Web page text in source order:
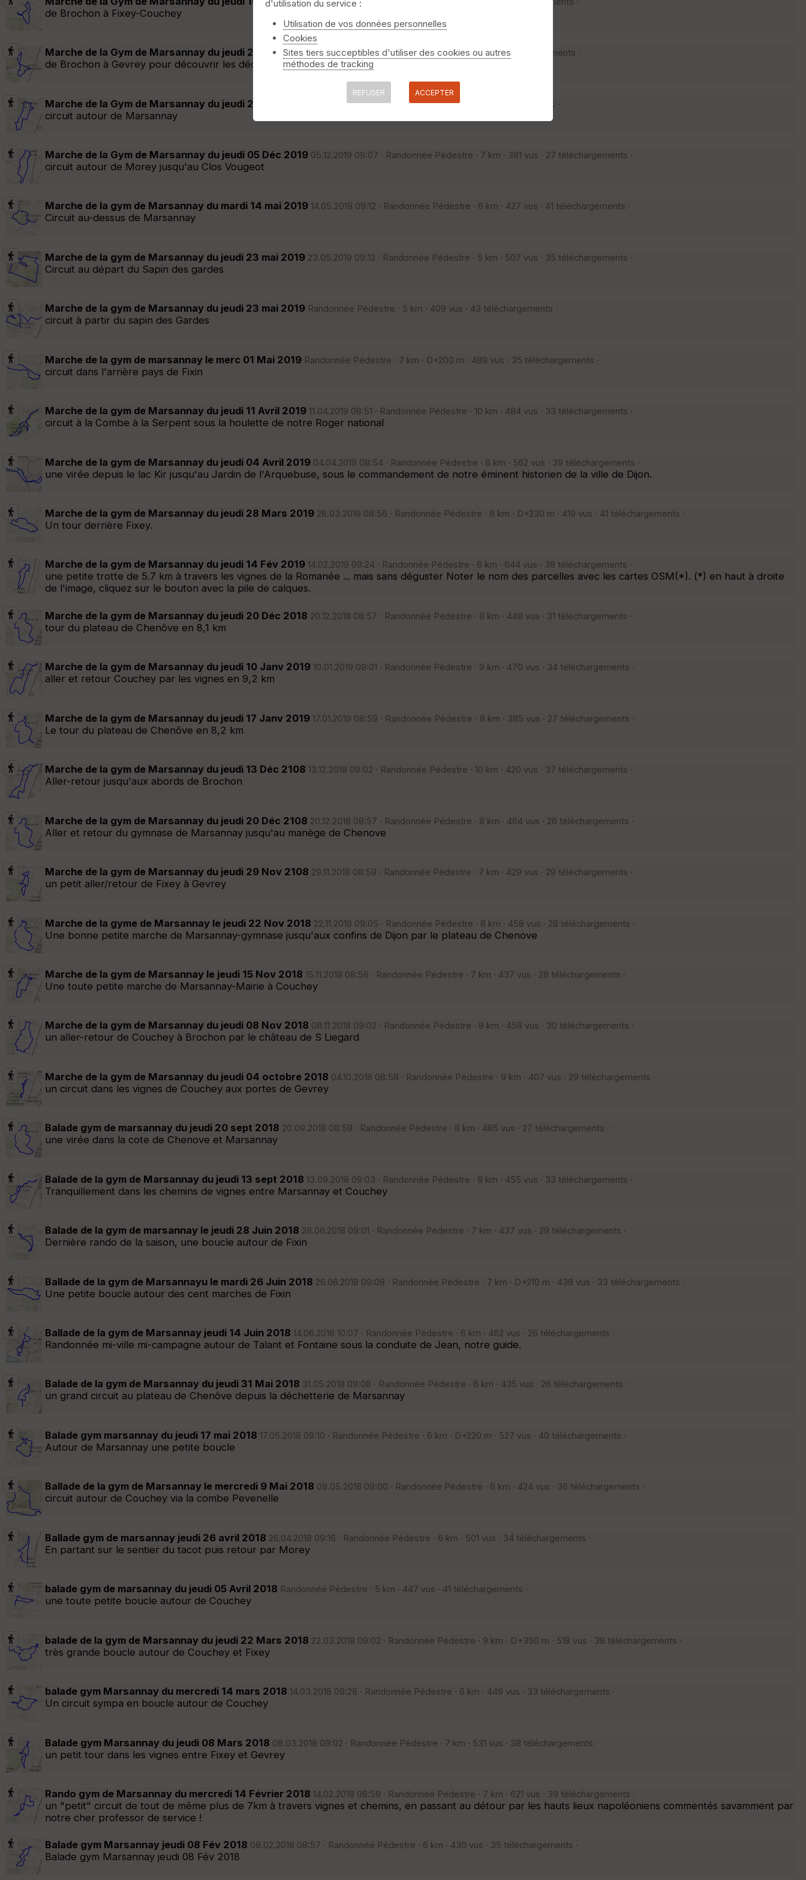
Afficher la carto dossier et sous-dossiers
de Brochon à Fixey-Couchey
Marche de la Gym de Marsannay du jeudi 23 Janvier 2020Randonnée Pédestre · 7 km · 386 vus · 30 téléchargements ·
de Brochon à Gevrey pour découvrir les déco de la St Vincent 2020
Marche de la Gym de Marsannay du jeudi 21 Nov 2019 Randonnée Pédestre · 7 km · 439 vus · 32 téléchargements ·
circuit autour de Marsannay
Marche de la Gym de Marsannay du jeudi 05 Déc 2019 05.12.2019 09:07 · Randonnée Pédestre · 7 km · 381 vus · 27 téléchargements ·
circuit autour de Morey jusqu'au Clos Vougeot
Marche de la gym de Marsannay du mardi 14 mai 2019 14.05.2019 09:12 · Randonnée Pédestre · 6 km · 427 vus · 41 téléchargements ·
Circuit au-dessus de Marsannay
Marche de la gym de Marsannay du jeudi 23 mai 2019 23.05.2019 09:12 · Randonnée Pédestre · 5 km · 507 vus · 35 téléchargements ·
Circuit au départ du Sapin des gardes
Marche de la gym de Marsannay du jeudi 23 mai 2019 Randonnée Pédestre · 5 km · 409 vus · 43 téléchargements ·
circuit à partir du sapin des Gardes
Marche de la gym de marsannay le merc 01 Mai 2019 Randonnée Pédestre · 7 km · D+200 m · 489 vus · 35 téléchargements ·
circuit dans l'arrière pays de Fixin
Marche de la gym de Marsannay du jeudi 11 Avril 2019 11.04.2019 08:51 · Randonnée Pédestre · 10 km · 484 vus · 33 téléchargements ·
circuit à la Combe à la Serpent sous la houlette de notre Roger national
Marche de la gym de Marsannay du jeudi 04 Avril 2019 04.04.2019 08:54 · Randonnée Pédestre · 8 km · 562 vus · 39 téléchargements ·
une virée depuis le lac Kir jusqu'au Jardin de l'Arquebuse, sous le commandement de notre éminent historien de la ville de Dijon.
Marche de la gym de Marsannay du jeudi 28 Mars 2019 28.03.2019 08:56 · Randonnée Pédestre · 6 km · D+230 m · 419 vus · 41 téléchargements ·
Un tour derrière Fixey.
Marche de la gym de Marsannay du jeudi 14 Fév 2019 14.02.2019 09:24 · Randonnée Pédestre · 6 km · 644 vus · 38 téléchargements ·
une petite trotte de 5.7 km à travers les vignes de la Romanée ... mais sans déguster Noter le nom des parcelles avec les cartes OSM(*). (*) en haut à droite
de l'image, cliquez sur le bouton avec la pile de calques.
Marche de la gym de Marsannay du jeudi 20 Déc 2018 20.12.2018 08:57 · Randonnée Pédestre · 8 km · 448 vus · 31 téléchargements ·
tour du plateau de Chenôve en 8,1 km
Marche de la gym de Marsannay du jeudi 10 Janv 2019 10.01.2019 09:01 · Randonnée Pédestre · 9 km · 470 vus · 34 téléchargements ·
aller et retour Couchey par les vignes en 9,2 km
Marche de la gym de Marsannay du jeudi 17 Janv 2019 17.01.2019 08:59 · Randonnée Pédestre · 8 km · 385 vus · 27 téléchargements ·
Le tour du plateau de Chenôve en 8,2 km
Marche de la gym de Marsannay du jeudi 13 Déc 2108 13.12.2018 09:02 · Randonnée Pédestre · 10 km · 420 vus · 37 téléchargements ·
Aller-retour jusqu'aux abords de Brochon
Marche de la gym de Marsannay du jeudi 20 Déc 2108 20.12.2018 08:57 · Randonnée Pédestre · 8 km · 464 vus · 26 téléchargements ·
Aller et retour du gymnase de Marsannay jusqu'au manège de Chenove
Marche de la gym de Marsannay du jeudi 29 Nov 2108 29.11.2018 08:59 · Randonnée Pédestre · 7 km · 429 vus · 29 téléchargements ·
un petit aller/retour de Fixey à Gevrey
Marche de la gyme de Marsannay le jeudi 22 Nov 2018 22.11.2018 09:05 · Randonnée Pédestre · 8 km · 458 vus · 28 téléchargements ·
Une bonne petite marche de Marsannay-gymnase jusqu'aux confins de Dijon par le plateau de Chenove
Marche de la gym de Marsannay le jeudi 15 Nov 2018 15.11.2018 08:56 · Randonnée Pédestre · 7 km · 437 vus · 28 téléchargements ·
Une toute petite marche de Marsannay-Mairie à Couchey
Marche de la gym de Marsannay du jeudi 08 Nov 2018 08.11.2018 09:02 · Randonnée Pédestre · 8 km · 458 vus · 30 téléchargements ·
un aller-retour de Couchey à Brochon par le château de S Liegard
Marche de la gym de Marsannay du jeudi 04 octobre 2018 04.10.2018 08:58 · Randonnée Pédestre · 9 km · 407 vus · 29 téléchargements ·
un circuit dans les vignes de Couchey aux portes de Gevrey
Balade gym de marsannay du jeudi 20 sept 2018 20.09.2018 08:59 · Randonnée Pédestre · 8 km · 485 vus · 27 téléchargements ·
une virée dans la cote de Chenove et Marsannay
Balade de la gym de Marsannay du jeudi 13 sept 2018 13.09.2018 09:03 · Randonnée Pédestre · 8 km · 455 vus · 33 téléchargements ·
Tranquillement dans les chemins de vignes entre Marsannay et Couchey
Balade de la gym de marsannay le jeudi 28 Juin 2018 28.06.2018 09:01 · Randonnée Pédestre · 7 km · 437 vus · 29 téléchargements ·
Dernière rando de la saison, une boucle autour de Fixin
Ballade de la gym de Marsannayu le mardi 26 Juin 2018 26.06.2018 09:08 · Randonnée Pédestre · 7 km · D+210 m · 438 vus · 33 téléchargements ·
Une petite boucle autour des cent marches de Fixin
Ballade de la gym de Marsannay jeudi 14 Juin 2018 14.06.2018 10:07 · Randonnée Pédestre · 6 km · 462 vus · 26 téléchargements ·
Randonnée mi-ville mi-campagne autour de Talant et Fontaine sous la conduite de Jean, notre guide.
Balade de la gym de Marsannay du jeudi 31 Mai 2018 31.05.2018 09:08 · Randonnée Pédestre · 6 km · 435 vus · 26 téléchargements ·
un grand circuit au plateau de Chenôve depuis la déchetterie de Marsannay
Balade gym marsannay du jeudi 17 mai 2018 17.05.2018 09:10 · Randonnée Pédestre · 6 km · D+220 m · 527 vus · 40 téléchargements ·
Autour de Marsannay une petite boucle
Ballade de la gym de Marsannay le mercredi 9 Mai 2018 09.05.2018 09:00 · Randonnée Pédestre · 6 km · 424 vus · 36 téléchargements ·
circuit autour de Couchey via la combe Pevenelle
Ballade gym de marsannay jeudi 26 avril 2018 26.04.2018 09:16 · Randonnée Pédestre · 6 km · 501 vus · 34 téléchargements ·
En partant sur le sentier du tacot puis retour par Morey
balade gym de marsannay du jeudi 05 Avril 2018 Randonnée Pédestre · 5 km · 447 vus · 41 téléchargements ·
une toute petite boucle autour de Couchey
balade de la gym de Marsannay du jeudi 22 Mars 2018 22.03.2018 09:02 · Randonnée Pédestre · 9 km · D+350 m · 518 vus · 38 téléchargements ·
très grande boucle autour de Couchey et Fixey
balade gym Marsannay du mercredi 14 mars 2018 14.03.2018 09:28 · Randonnée Pédestre · 6 km · 449 vus · 33 téléchargements ·
Un circuit sympa en boucle autour de Couchey
Balade gym Marsannay du jeudi 08 Mars 2018 08.03.2018 09:02 · Randonnée Pédestre · 7 km · 531 vus · 38 téléchargements ·
un petit tour dans les vignes entre Fixey et Gevrey
Rando gym de Marsannay du mercredi 14 Février 2018 14.02.2018 08:59 · Randonnée Pédestre · 7 km · 621 vus · 39 téléchargements ·
un "petit" circuit de tout de même plus de 7km à travers vignes et chemins, en passant au détour par les hauts lieux napoléoniens commentés savamment par
notre cher professor de service !
Balade gym Marsannay jeudi 08 Fév 2018 08.02.2018 08:57 · Randonnée Pédestre · 6 km · 430 vus · 35 téléchargements ·
Balade gym Marsannay jeudi 08 Fév 2018
d'utilisation du service :
Utilisation de vos données personnelles
Cookies
Sites tiers succeptibles d'utiliser des cookies ou autres
méthodes de tracking
REFUSER ACCEPTER